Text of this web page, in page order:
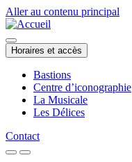
Aller au contenu principal
Horaires et accès
Bastions
Centre d’iconographie
La Musicale
Les Délices
Contact